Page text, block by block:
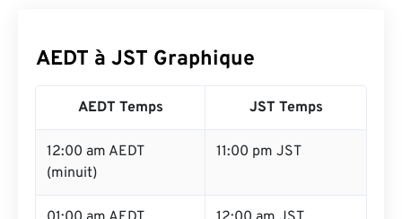
AEDT à JST Graphique
AEDT Temps JST Temps
12:00 am AEDT
(minuit)
11:00 pm JST